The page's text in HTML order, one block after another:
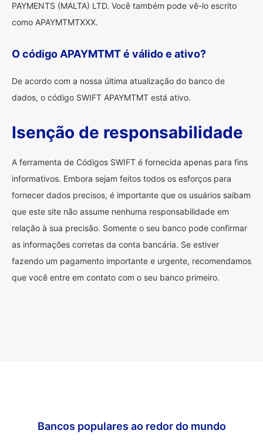
PAYMENTS (MALTA) LTD. Você também pode vê-lo escrito
como APAYMTMTXXX.
O código APAYMTMT é válido e ativo?
De acordo com a nossa última atualização do banco de
dados, o código SWIFT APAYMTMT está ativo.
Isenção de responsabilidade
A ferramenta de Códigos SWIFT é fornecida apenas para fins
informativos. Embora sejam feitos todos os esforços para
fornecer dados precisos, é importante que os usuários saibam
que este site não assume nenhuma responsabilidade em
relação à sua precisão. Somente o seu banco pode confirmar
as informações corretas da conta bancária. Se estiver
fazendo um pagamento importante e urgente, recomendamos
que você entre em contato com o seu banco primeiro.
Bancos populares ao redor do mundo